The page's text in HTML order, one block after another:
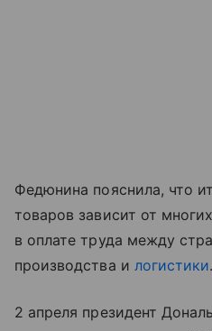
Федюнина пояснила, что
товаров зависит от
в оплате труда между
производства и логистики.
2 апреля президент